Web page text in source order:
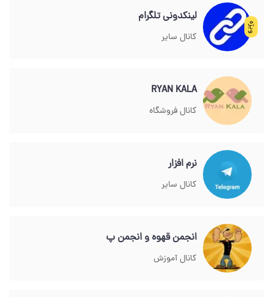
ویژه
لینکدونی تلگرام
کانال سایر
RYAN KALA
کانال فروشگاه
نرم افزار
کانال سایر
انجمن قهوه و انجمن پ
کانال آموزش